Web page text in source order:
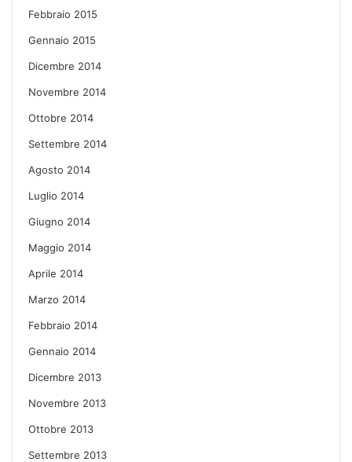
Febbraio 2015
Gennaio 2015
Dicembre 2014
Novembre 2014
Ottobre 2014
Settembre 2014
Agosto 2014
Luglio 2014
Giugno 2014
Maggio 2014
Aprile 2014
Marzo 2014
Febbraio 2014
Gennaio 2014
Dicembre 2013
Novembre 2013
Ottobre 2013
Settembre 2013